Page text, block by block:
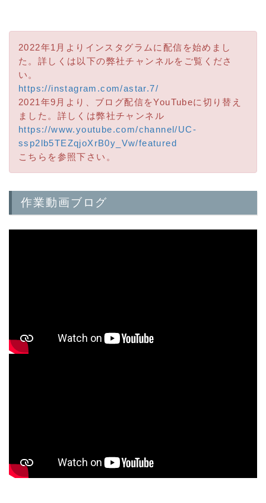
2022年1月よりインスタグラムに配信を始めまし
た。詳しくは以下の弊社チャンネルをご覧くださ
い。
https://instagram.com/astar.7/
2021年9月より、ブログ配信をYouTubeに切り替え
ました。詳しくは弊社チャンネル
https://www.youtube.com/channel/UC-
ssp2lb5TEZqjoXrB0y_Vw/featured
こちらを参照下さい。
作業動画ブログ